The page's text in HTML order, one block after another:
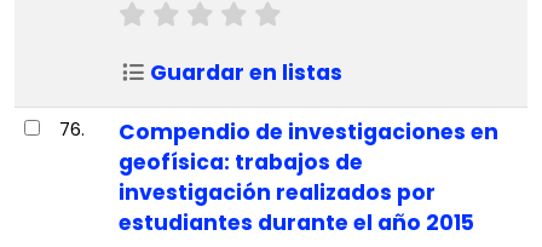
Guardar en listas
76.
Compendio de investigaciones en
geofísica: trabajos de
investigación realizados por
estudiantes durante el año 2015